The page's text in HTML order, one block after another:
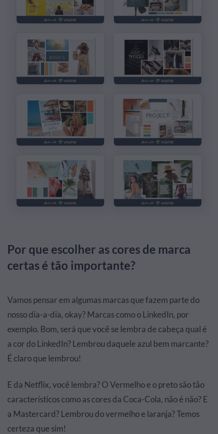
Por que escolher as cores de marca
certas é tão importante?
Vamos pensar em algumas marcas que fazem parte do
nosso dia-a-dia, okay? Marcas como o LinkedIn, por
exemplo. Bom, será que você se lembra de cabeça qual é
a cor do LinkedIn? Lembrou daquele azul bem marcante?
É claro que lembrou!
E da Netflix, você lembra? O Vermelho e o preto são tão
característicos como as cores da Coca-Cola, não é não? E
a Mastercard? Lembrou do vermelho e laranja? Temos
certeza que sim!